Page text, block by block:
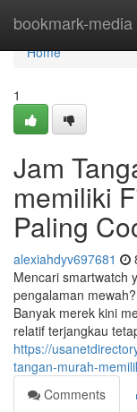
bookmark-media
Home
Home
1
Jam
memiliki
Paling
alexiahdyv697681
Mencari smartwatch
pengalaman
Banyak merek kini
relatif terjangkau
https://
tangan-murah-
Comments